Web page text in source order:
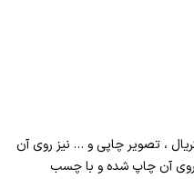
، تصویر چاپی و … نیز روی آن
روی آن چاپ شده و با چسب